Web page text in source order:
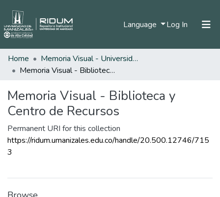
Language Log In (current)
All of DSpace
Home
Memoria Visual - Universidad de Manizales
Memoria Visual - Biblioteca y Centro de Recursos
Memoria Visual - Biblioteca y
Centro de Recursos
Permanent URI for this collection
https://ridum.umanizales.edu.co/handle/20.500.12746/715
3